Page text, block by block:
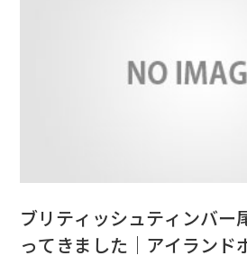
ブリティッシュティンバー
ってきました｜アイランド